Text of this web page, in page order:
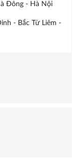
Đông - Hà Nội
- Bắc Từ Liêm -